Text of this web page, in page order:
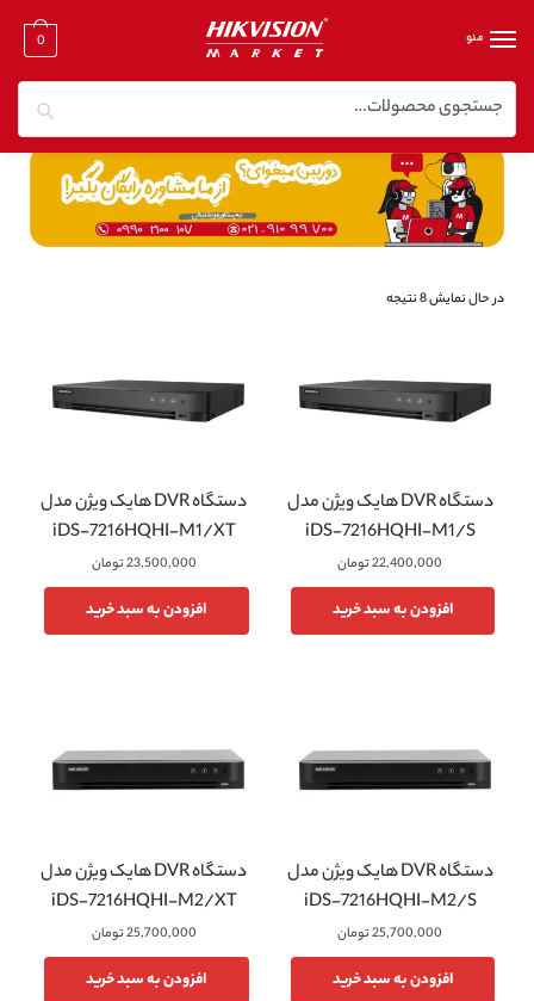
منو 0
خانه / دستگاه dvr هایک ویژن
در حال نمایش 8 نتیجه
دستگاه DVR هایک ویژن مدل
iDS-7216HQHI-M1/S
22,400,000تومان
افزودن به سبد خرید
دستگاه DVR هایک ویژن مدل
iDS-7216HQHI-M1/XT
23,500,000تومان
افزودن به سبد خرید
دستگاه DVR هایک ویژن مدل
iDS-7216HQHI-M2/S
25,700,000تومان
افزودن به سبد خرید
دستگاه DVR هایک ویژن مدل
iDS-7216HQHI-M2/XT
25,700,000تومان
افزودن به سبد خرید